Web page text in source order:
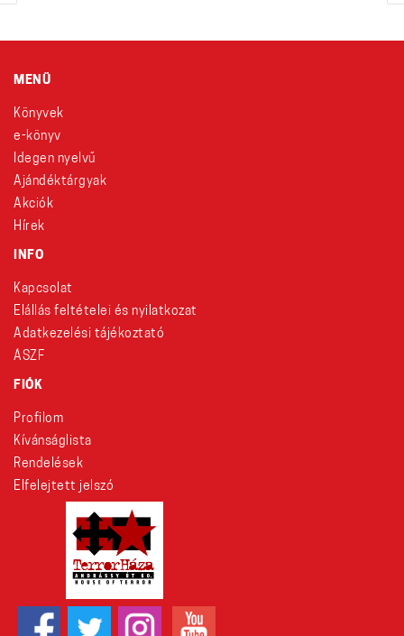
MENÜ
Könyvek
e-könyv
Idegen nyelvű
Ajándéktárgyak
Akciók
Hírek
INFO
Kapcsolat
Elállás feltételei és nyilatkozat
Adatkezelési tájékoztató
ÁSZF
FIÓK
Profilom
Kívánságlista
Rendelések
Elfelejtett jelszó